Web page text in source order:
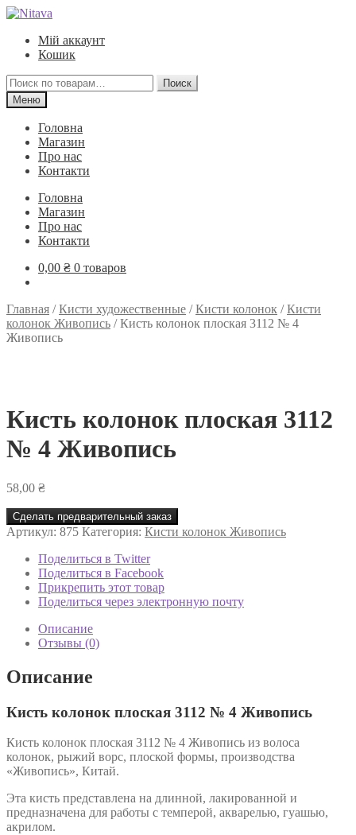
Перейти
навигации
Перейти
содержимому
Мій аккаунт
Кошик
Искать:
Поиск
Меню
Головна
Магазин
Про нас
Контакти
Головна
Магазин
Про нас
Контакти
0,00 ₴ 0 товаров
Главная /Кисти художественные /Кисти колонок /Кисти
колонок Живопись /Кисть колонок плоская 3112 № 4
Живопись
Кисть колонок плоская 3112
№ 4 Живопись
58,00 ₴
Сделать предварительный заказ
Артикул: 875 Категория: Кисти колонок Живопись
Поделиться в Twitter
Поделиться в Facebook
Прикрепить этот товар
Поделиться через электронную почту
Описание
Отзывы (0)
Описание
Кисть колонок плоская 3112 № 4 Живопись
Кисть колонок плоская 3112 № 4 Живопись из волоса
колонок, рыжий ворс, плоской формы, производства
«Живопись», Китай.
Эта кисть представлена на длинной, лакированной и
предназначена для работы с темперой, акварелью, гуашью,
акрилом.